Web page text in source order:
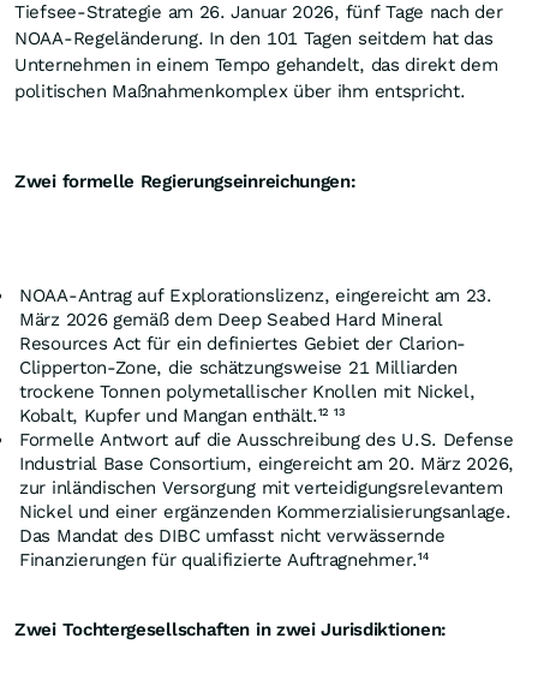
Tiefsee-Strategie am 26. Januar 2026, fünf Tage nach der
NOAA-Regeländerung. In den 101 Tagen seitdem hat das
Unternehmen in einem Tempo gehandelt, das direkt dem
politischen Maßnahmenkomplex über ihm entspricht.
Zwei formelle Regierungseinreichungen:
NOAA-Antrag auf Explorationslizenz, eingereicht am 23.
März 2026 gemäß dem Deep Seabed Hard Mineral
Resources Act für ein definiertes Gebiet der Clarion-
Clipperton-Zone, die schätzungsweise 21 Milliarden
trockene Tonnen polymetallischer Knollen mit Nickel,
Kobalt, Kupfer und Mangan enthält.¹² ¹³
Formelle Antwort auf die Ausschreibung des U.S. Defense
Industrial Base Consortium, eingereicht am 20. März 2026,
zur inländischen Versorgung mit verteidigungsrelevantem
Nickel und einer ergänzenden Kommerzialisierungsanlage.
Das Mandat des DIBC umfasst nicht verwässernde
Finanzierungen für qualifizierte Auftragnehmer.¹⁴
Zwei Tochtergesellschaften in zwei Jurisdiktionen: